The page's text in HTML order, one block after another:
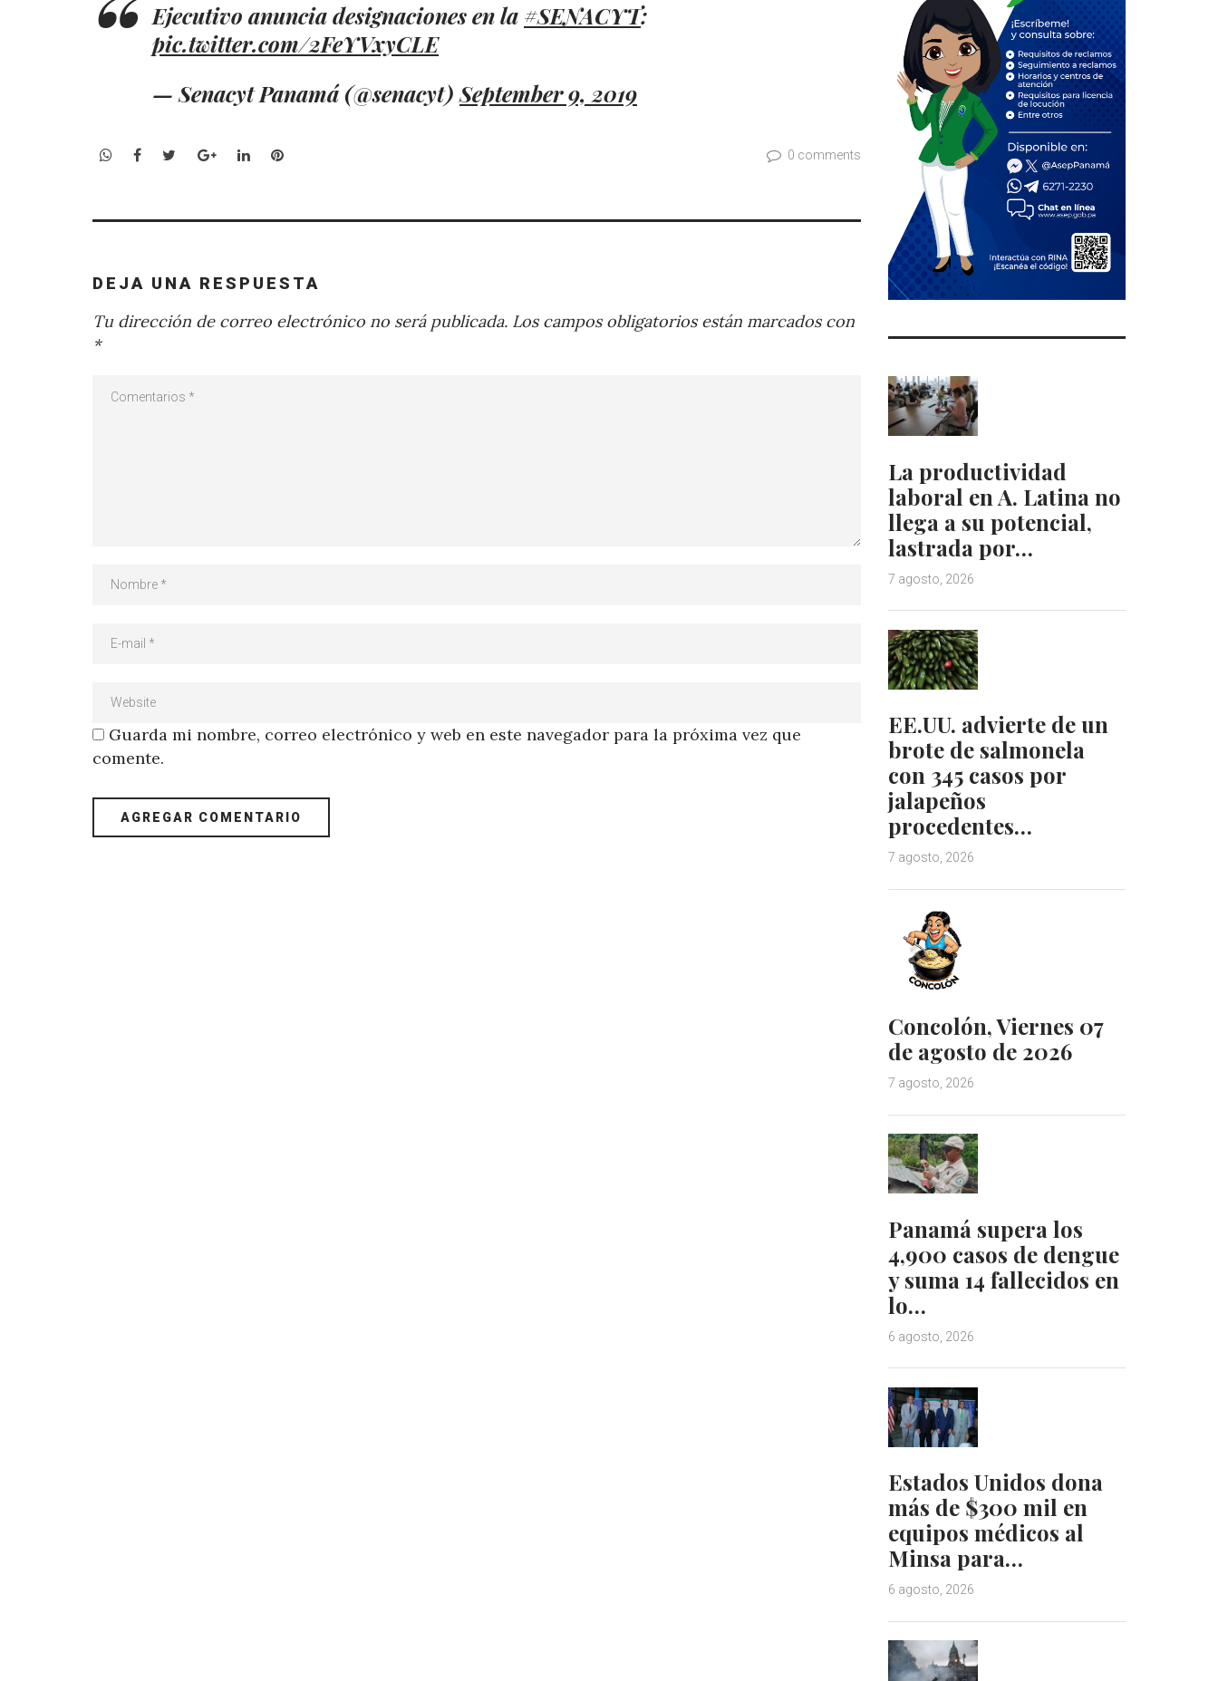
Ejecutivo anuncia designaciones en la #SENACYT:
pic.twitter.com/2FeYVxyCLE
— Senacyt Panamá (@senacyt)September 9, 2019
WhatsApp
Facebook
TwitterGoogle+LinkedInPinterest 0 comments
DEJA UNA RESPUESTA
Tu dirección de correo electrónico no será publicada. Los campos obligatorios están marcados con
*
Guarda mi nombre, correo electrónico y web en este navegador para la próxima vez que
comente.
La productividad
laboral en A. Latina no
llega a su potencial,
lastrada por…
7 agosto, 2026
EE.UU. advierte de un
brote de salmonela
con 345 casos por
jalapeños
procedentes…
7 agosto, 2026
Concolón, Viernes 07
de agosto de 2026
7 agosto, 2026
Panamá supera los
4,900 casos de dengue
y suma 14 fallecidos en
lo…
6 agosto, 2026
Estados Unidos dona
más de $300 mil en
equipos médicos al
Minsa para…
6 agosto, 2026